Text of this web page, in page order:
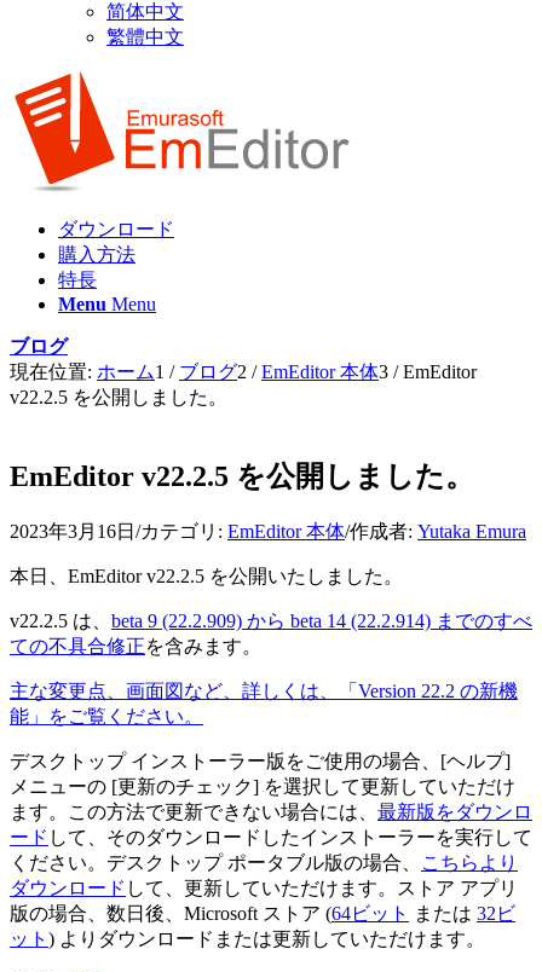
简体中文
繁體中文
ダウンロード
購入方法
特長
Menu Menu
ブログ
現在位置: ホーム1 / ブログ2 / EmEditor 本体3 / EmEditor
v22.2.5 を公開しました。
EmEditor v22.2.5 を公開しました。
2023年3月16日 /カテゴリ: EmEditor 本体/作成者: Yutaka Emura
本日、EmEditor v22.2.5 を公開いたしました。
v22.2.5 は、 beta 9 (22.2.909) から beta 14 (22.2.914) までのすべ
ての不具合修正を含みます。
主な変更点、画面図など、詳しくは、「Version 22.2 の新機
能」をご覧ください。
デスクトップ インストーラー版をご使用の場合、[ヘルプ]
メニューの [更新のチェック] を選択して更新していただけ
ます。この方法で更新できない場合には、 最新版をダウンロ
ード して、そのダウンロードしたインストーラーを実行して
ください。デスクトップ ポータブル版の場合、
こちらより
ダウンロード して、更新していただけます。ストア アプリ
版の場合、数日後、Microsoft ストア (64ビット または 32ビ
ット ) よりダウンロードまたは更新していただけます。